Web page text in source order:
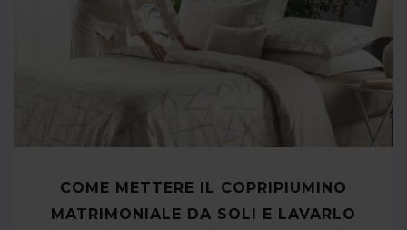
COME METTERE IL COPRIPIUMINO
MATRIMONIALE DA SOLI E LAVARLO